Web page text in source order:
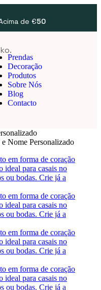
de €50
Prendas
Decoração
Produtos
Sobre Nós
Blog
Contacto
Nome Personalizado